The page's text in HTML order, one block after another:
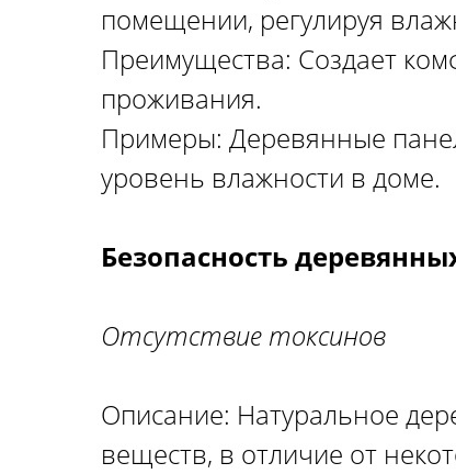
помещении, регулируя
Преимущества: Создает
проживания.
Примеры: Деревянные
уровень влажности в доме.
Безопасность
Отсутствие токсинов
Описание: Натуральное
веществ, в отличие от